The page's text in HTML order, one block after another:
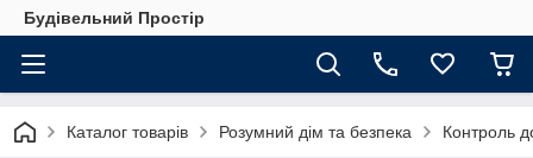
Будівельний Простір
Каталог товарів Розумний дім та безпека Контроль